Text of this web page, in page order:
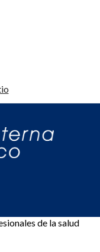
de la salud